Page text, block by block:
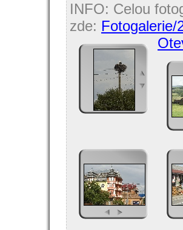
INFO: Celou
zde: Fotogalerie/